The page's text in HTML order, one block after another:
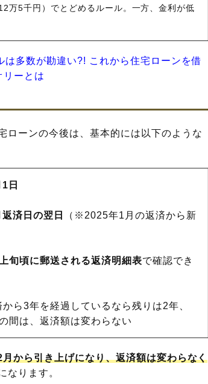
5千円）でとどめるルール。一方、金利が低
は多数が勘違い?! これから住宅ローンを借
リーとは
ーンの今後は、基本的には以下のような
日
済日の翌日
（※2025年1月の返済から新
旬頃に郵送される返済明細表で確認でき
ら3年を経過しているなら残りは2年、
間は、返済額は変わらない
から引き上げになり、返済額は変わらなく
なります。